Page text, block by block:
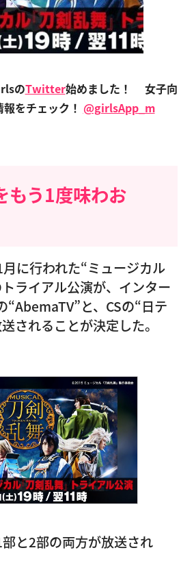
のTwitter始めました！
女子向
をチェック！ @girlsApp_m
もう1度味わお
に行われた“ミュージカル
トライアル公演が、インター
“AbemaTV”と、CSの“日テ
されることが決定した。
と2部の両方が放送され